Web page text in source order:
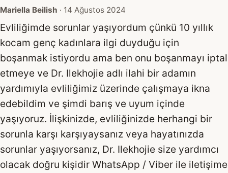
Mariella Beilish · 14 Ağustos 2024
Evliliğimde sorunlar yaşıyordum çünkü 10 yıllık
kocam genç kadınlara ilgi duyduğu için
boşanmak istiyordu ama ben onu boşanmayı iptal
etmeye ve Dr. Ilekhojie adlı ilahi bir adamın
yardımıyla evliliğimiz üzerinde çalışmaya ikna
edebildim ve şimdi barış ve uyum içinde
yaşıyoruz. İlişkinizde, evliliğinizde herhangi bir
sorunla karşı karşıyaysanız veya hayatınızda
sorunlar yaşıyorsanız, Dr. Ilekhojie size yardımcı
olacak doğru kişidir WhatsApp / Viber ile iletişime